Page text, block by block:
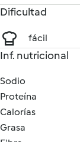
Dificultad
fácil
Inf. nutricional
Sodio
Proteína
Calorías
Grasa